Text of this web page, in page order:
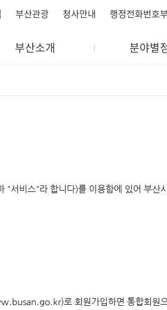
부산관광 청사안내 행정전화번호부
부산소개 분야별
서비스"라 합니다)를 이용함에 있어 부산
로 회원가입하면 통합회원